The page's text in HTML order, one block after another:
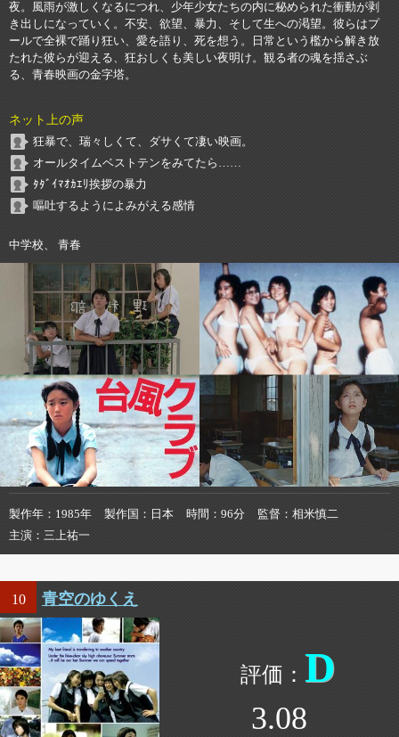
夜。風雨が激しくなるにつれ、少年少女たちの内に秘められた衝動が剥
き出しになっていく。不安、欲望、暴力、そして生への渇望。彼らはプ
ールで全裸で踊り狂い、愛を語り、死を想う。日常という檻から解き放
たれた彼らが迎える、狂おしくも美しい夜明け。観る者の魂を揺さぶ
る、青春映画の金字塔。
ネット上の声
狂暴で、瑞々しくて、ダサくて凄い映画。
オールタイムベストテンをみてたら……
ﾀﾀﾞｲﾏｵｶｴﾘ挨拶の暴力
嘔吐するようによみがえる感情
中学校、 青春
製作年 1985年 製作国 日本 時間 96分 監督
相米慎二
主演
三上祐一
10 青空のゆくえ
D
3.08